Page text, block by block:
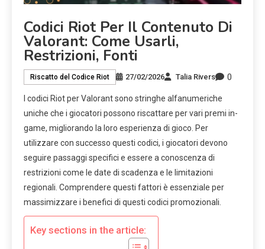
Codici Riot Per Il Contenuto Di
Valorant: Come Usarli,
Restrizioni, Fonti
Riscatto del Codice Riot 27/02/2026 Talia Rivers 0
I codici Riot per Valorant sono stringhe alfanumeriche
uniche che i giocatori possono riscattare per vari premi in-
game, migliorando la loro esperienza di gioco. Per
utilizzare con successo questi codici, i giocatori devono
seguire passaggi specifici e essere a conoscenza di
restrizioni come le date di scadenza e le limitazioni
regionali. Comprendere questi fattori è essenziale per
massimizzare i benefici di questi codici promozionali.
Key sections in the article: